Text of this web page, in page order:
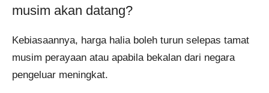
musim akan datang?
Kebiasaannya, harga halia boleh turun selepas tamat
musim perayaan atau apabila bekalan dari negara
pengeluar meningkat.